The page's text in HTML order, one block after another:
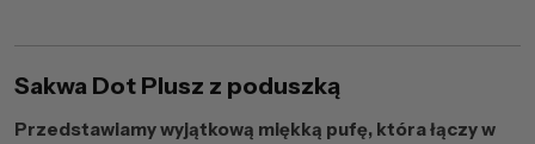
Sakwa Dot Plusz z poduszką
Przedstawiamy wyjątkową miękką pufę, która łączy w